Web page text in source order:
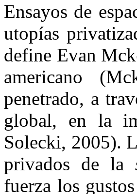
Ensayos de
utopías
define Evan
americano
penetrado, a
global, en la
Solecki, 2005).
privados de la
fuerza los